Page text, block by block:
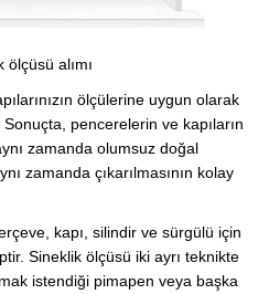
ölçüsü alımı
ölçülerine uygun olarak
Sonuçta, pencerelerin ve kapıların
zamanda olumsuz doğal
zamanda çıkarılmasının kolay
kapı, silindir ve sürgülü için
Sineklik ölçüsü iki ayrı teknikte
istendiği pimapen veya başka